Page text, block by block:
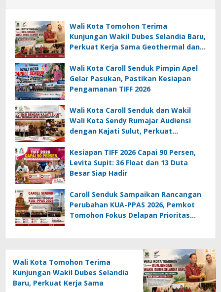
Wali Kota Tomohon Terima
Kunjungan Wakil Dubes Selandia Baru,
Perkuat Kerja Sama Geothermal dan
Wali Kota Caroll Senduk Pimpin Apel
Gelar Pasukan, Pastikan Kesiapan
Pengamanan TIFF 2026
Wali Kota Caroll Senduk dan Wakil
Wali Kota Sendy Rumajar Audiensi
dengan Kajati Sulut, Perkuat
Kesiapan TIFF 2026 Capai 90 Persen,
Levita Supit: 36 Float dan 13 Duta
Besar Siap Hadir
Caroll Senduk Sampaikan Rancangan
Perubahan KUA-PPAS 2026, Pemkot
Tomohon Fokus Delapan Prioritas
Wali Kota Tomohon Terima
Kunjungan Wakil Dubes Selandia
Baru, Perkuat Kerja Sama